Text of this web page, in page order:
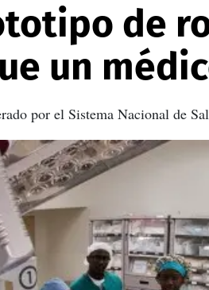
de
un
por el Sistema Nacional de